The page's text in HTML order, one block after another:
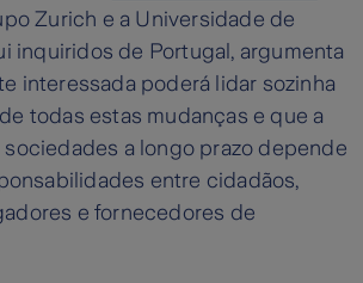
Zurich e a Universidade de
inquiridos de Portugal, argumenta
interessada poderá lidar sozinha
todas estas mudanças e que a
a longo prazo depende
entre cidadãos,
e fornecedores de